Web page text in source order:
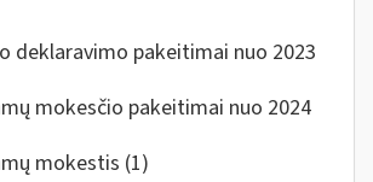
deklaravimo pakeitimai nuo 2023
mokesčio pakeitimai nuo 2024
mokestis (1)